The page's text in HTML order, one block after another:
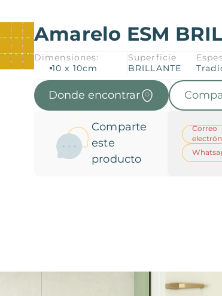
Colecciones
Colección
2026
Amarelo ESM
Dimensiones:
10 x 10cm
Superficie
BRILLANTE
Donde encontrar
Comparte
este
producto
Correo